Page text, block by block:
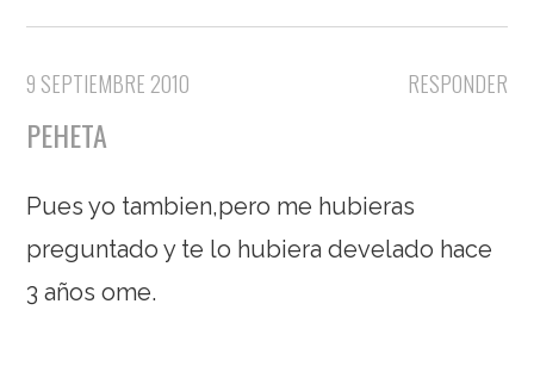
RESPONDER
9 SEPTIEMBRE 2010
PEHETA
Pues yo tambien,pero me hubieras
preguntado y te lo hubiera develado hace
3 años ome.